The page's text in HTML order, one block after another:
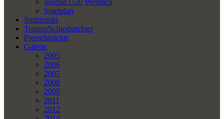
Jugend U20 Weiblich
Spielplan
Stützpunkt
Trainer/Schiedsrichter
Presseberichte
Galerie
2005
2006
2007
2008
2009
2011
2012